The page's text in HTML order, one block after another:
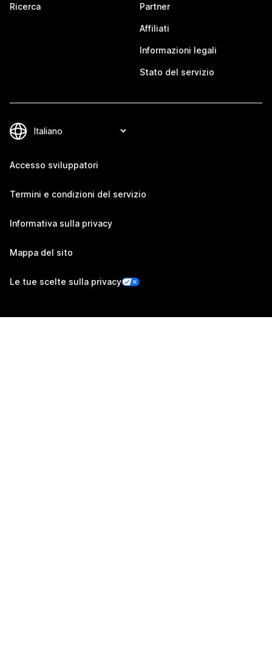
Ricerca Partner
Affiliati
Informazioni legali
Stato del servizio
Accesso sviluppatori
Termini e condizioni del servizio
Informativa sulla privacy
Mappa del sito
Le tue scelte sulla privacy